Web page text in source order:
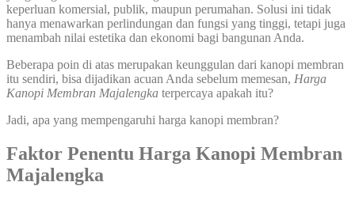
keperluan komersial, publik, maupun perumahan. Solusi ini tidak
hanya menawarkan perlindungan dan fungsi yang tinggi, tetapi juga
menambah nilai estetika dan ekonomi bagi bangunan Anda.
Beberapa poin di atas merupakan keunggulan dari kanopi membran
itu sendiri, bisa dijadikan acuan Anda sebelum memesan, Harga
Kanopi Membran Majalengka terpercaya apakah itu?
Jadi, apa yang mempengaruhi harga kanopi membran?
Faktor Penentu Harga Kanopi Membran
Majalengka